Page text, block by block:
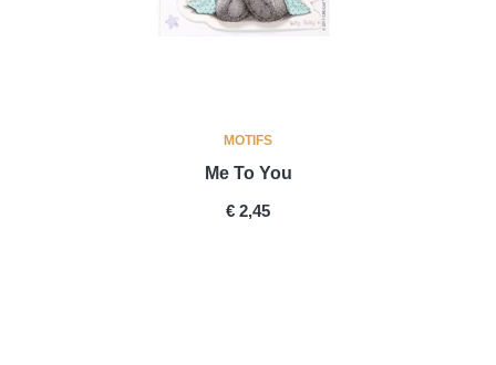
MOTIFS
Me To You
PRICE
€ 2,45